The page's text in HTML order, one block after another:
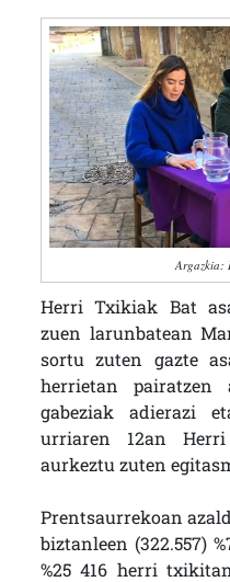
Argazkia:
Herri Txikiak Bat
zuen larunbatean
sortu zuten gazte
herrietan
gabeziak adierazi
urriaren 12an
aurkeztu zuten
Prentsaurrekoan
biztanleen (322.557)
%25 416 herri